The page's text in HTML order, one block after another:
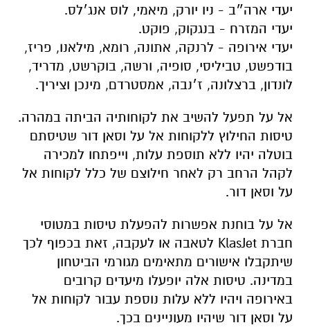
יעדי ארה״ב - ניו יורק, מיאמי, לוס אנג׳לס.
יעדי המזרח - בנגקוק, פוקט.
יעדי אירופה - לרנקה, אתונה, רומא, מילאנו, פריז,
בודפשט, טביליסי, סופיה, ורשה, בוקרשט, מדריד,
לונדון, ברצלונה, ז׳נבה, אמסטרדם, מינכן וציריך.
אל על תפעל להשיב את לקוחותיה הביתה במהרה.
טיסות החילוץ ללקוחות אל על וסאן דור שטיסתם
בוטלה יהיו ללא תוספת עלות, וייפתחו למכירה
לקהל הרחב רק לאחר חילוצם של כלל לקוחות אל
על וסאן דור.
אל על בוחנת אפשרות להפעלת טיסות במטוסי
חברת KlasJet לטאבה או לעקבה, זאת בכפוף לכך
שיתקבלו אישורים מתאימים מגורמי הביטחון
במדינה. טיסות אלה יופעלו מיעדים קרובים
באירופה ויהיו ללא עלות נוספת עבור לקוחות אל
על וסאן דור שיהיו מעוניינים בכך.